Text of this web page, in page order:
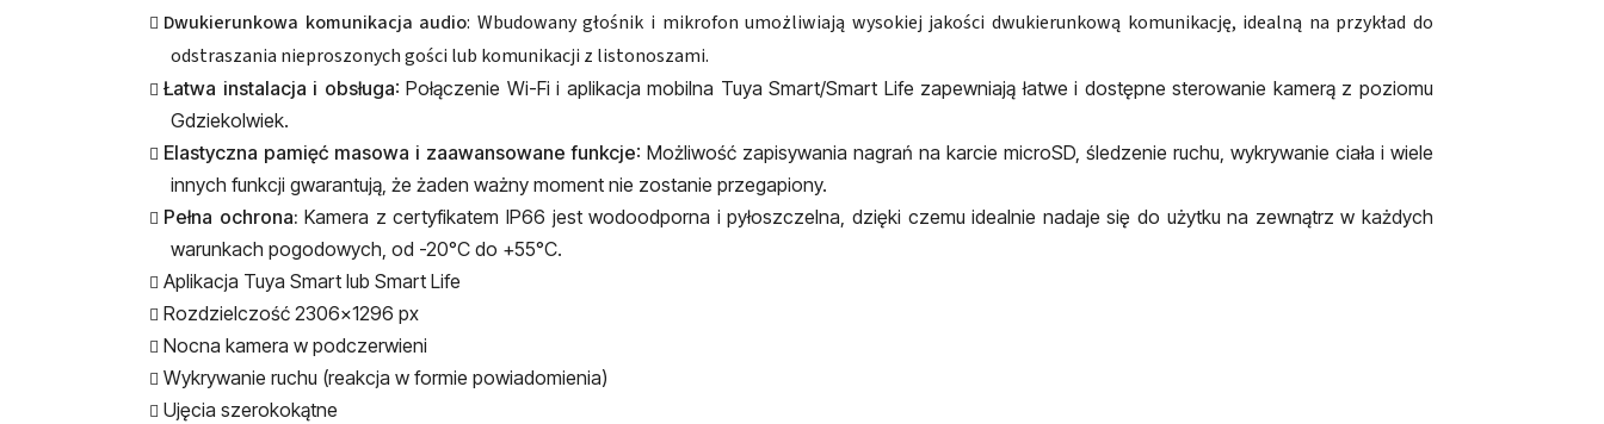
Dwukierunkowa komunikacja audio: Wbudowany głośnik i mikrofon umożliwiają wysokiej jakości dwukierunkową komunikację, idealną na przykład do
odstraszania nieproszonych gości lub komunikacji z listonoszami.
Łatwa instalacja i obsługa: Połączenie Wi-Fi i aplikacja mobilna Tuya Smart/Smart Life zapewniają łatwe i dostępne sterowanie kamerą z poziomu
Gdziekolwiek.
Elastyczna pamięć masowa i zaawansowane funkcje: Możliwość zapisywania nagrań na karcie microSD, śledzenie ruchu, wykrywanie ciała i wiele
innych funkcji gwarantują, że żaden ważny moment nie zostanie przegapiony.
Pełna ochrona: Kamera z certyfikatem IP66 jest wodoodporna i pyłoszczelna, dzięki czemu idealnie nadaje się do użytku na zewnątrz w każdych
warunkach pogodowych, od -20°C do +55°C.
Aplikacja Tuya Smart lub Smart Life
Rozdzielczość 2306x1296 px
Nocna kamera w podczerwieni
Wykrywanie ruchu (reakcja w formie powiadomienia)
Ujęcia szerokokątne